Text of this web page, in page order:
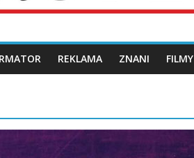
REKLAMA ZNANI FILMY